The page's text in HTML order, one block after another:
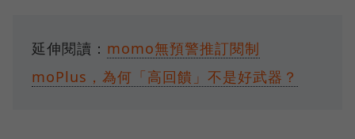
延伸閱讀： momo無預警推訂閱制
moPlus，為何「高回饋」不是好武器？